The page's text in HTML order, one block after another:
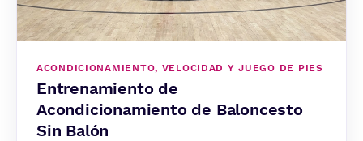
ACONDICIONAMIENTO, VELOCIDAD Y JUEGO DE PIES
Entrenamiento de
Acondicionamiento de Baloncesto
Sin Balón